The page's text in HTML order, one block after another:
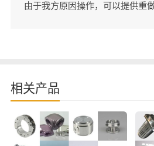
由于我方原因操作，可以提供重
相关产品